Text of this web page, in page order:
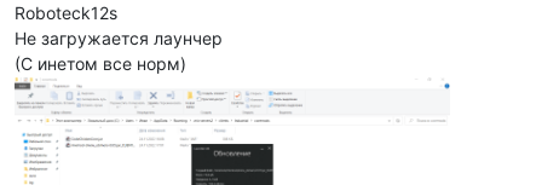
Roboteck12s
Не загружается лаунчер
(С инетом все норм)